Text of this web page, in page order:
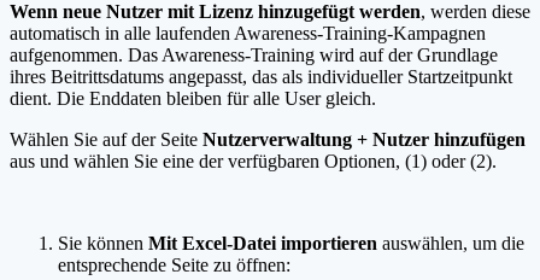
Wenn neue Nutzer mit Lizenz hinzugefügt werden, werden diese
automatisch in alle laufenden Awareness-Training-Kampagnen
aufgenommen. Das Awareness-Training wird auf der Grundlage
ihres Beitrittsdatums angepasst, das als individueller Startzeitpunkt
dient. Die Enddaten bleiben für alle User gleich.
Wählen Sie auf der Seite Nutzerverwaltung + Nutzer hinzufügen
aus und wählen Sie eine der verfügbaren Optionen, (1) oder (2).
Sie können Mit Excel-Datei importieren auswählen, um die
entsprechende Seite zu öffnen: